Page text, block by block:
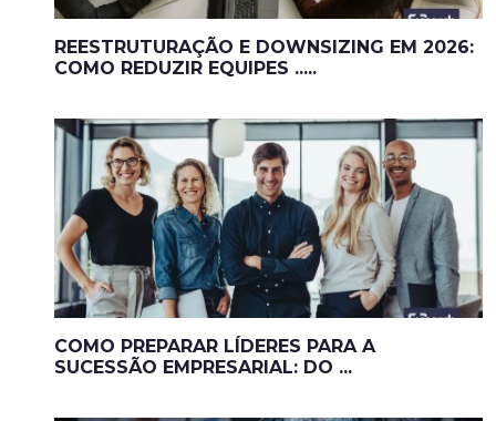
REESTRUTURAÇÃO E DOWNSIZING EM 2026:
COMO REDUZIR EQUIPES .....
COMO PREPARAR LÍDERES PARA A
SUCESSÃO EMPRESARIAL: DO ...